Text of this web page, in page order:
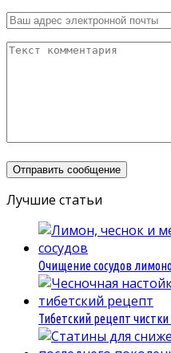
Лучшие статьи
Очищение сосудов
Тибетский рецепт чистки